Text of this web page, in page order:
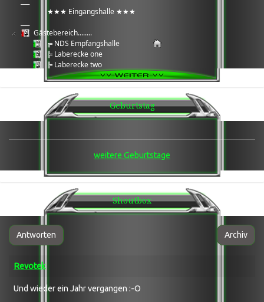
★★★ Eingangshalle ★★★
Gästebereich........
╔ NDS Empfangshalle
╠ Laberecke one
╠ Laberecke two
╠ Laberecke three
╚ Wartungsbereich Serverarbeiten
★★★ Games Ecke ★★★
Games ®: 7Days2Die
Games ®: Enshrouded
╚ AFK
Games ®: LWS 25
╔ Team 1
Games ®: Arma 3
╔ Arma3 Laberecke / Grabbelkiste
╠ Arma 3®: Wasteland Altis
╚ Arma 3®: Exile
╔ Team 1
Geburtstag
weitere Geburtstage
Shoutbox
Antworten Archiv
Revotek
Und wieder ein Jahr vergangen :-O